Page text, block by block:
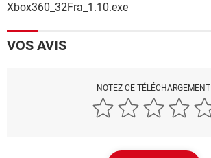
Xbox360_32Fra_1.10.exe
VOS AVIS
NOTEZ CE TÉLÉCHARGEMENT